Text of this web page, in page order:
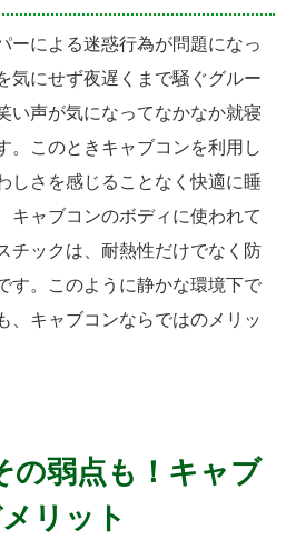
ーによる迷惑行為が問題になっ
気にせず夜遅くまで騒ぐグルー
い声が気になってなかなか就寝
。このときキャブコンを利用し
しさを感じることなく快適に睡
キャブコンのボディに使われて
チックは、耐熱性だけでなく防
す。このように静かな環境下で
、キャブコンならではのメリッ
の弱点も！キャブ
リット